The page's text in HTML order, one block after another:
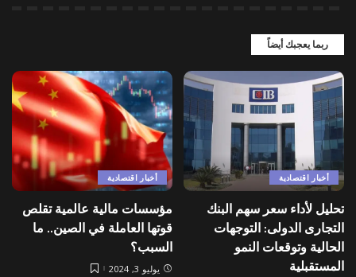
ربما يعجبك أيضاً
أخبار اقتصادية
تحليل لأداء سعر سهم البنك
التجارى الدولى: التوجهات
الحالية وتوقعات النمو
المستقبلية
أخبار اقتصادية
مؤسسات مالية عالمية تقلص
قوتها العاملة في الصين.. ما
السبب؟
يوليو 3, 2024